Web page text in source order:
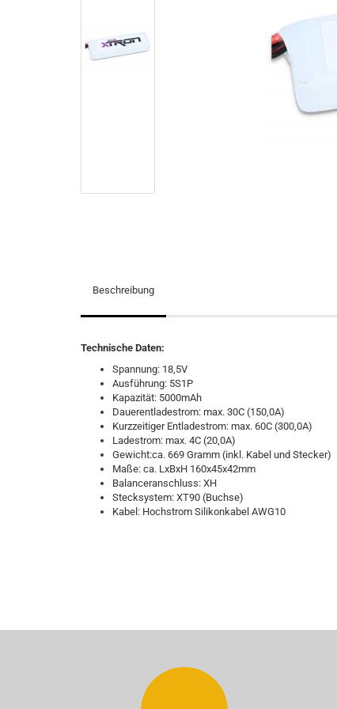
Beschreibung
Technische Daten:
Spannung: 18,5V
Ausführung: 5S1P
Kapazität: 5000mAh
Dauerentladestrom: max. 30C (150,0A)
Kurzzeitiger Entladestrom: max. 60C (300,0A)
Ladestrom: max. 4C (20,0A)
Gewicht:ca. 669 Gramm (inkl. Kabel und Stecker)
Maße: ca. LxBxH 160x45x42mm
Balanceranschluss: XH
Stecksystem: XT90 (Buchse)
Kabel: Hochstrom Silikonkabel AWG10